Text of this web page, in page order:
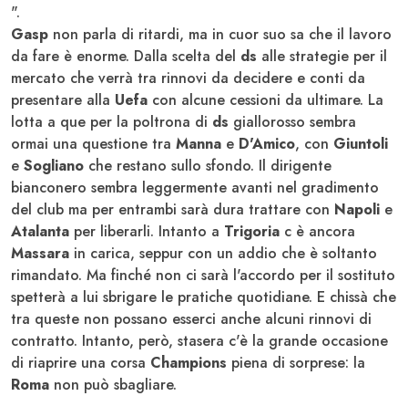
".
Gasp non parla di ritardi, ma in cuor suo sa che il lavoro
da fare è enorme. Dalla scelta del ds alle strategie per il
mercato che verrà tra rinnovi da decidere e conti da
presentare alla Uefa con alcune cessioni da ultimare. La
lotta a que per la poltrona di ds giallorosso sembra
ormai una questione tra Manna e D'Amico, con Giuntoli
e Sogliano che restano sullo sfondo. Il dirigente
bianconero sembra leggermente avanti nel gradimento
del club ma per entrambi sarà dura trattare con Napoli e
Atalanta per liberarli. Intanto a Trigoria c è ancora
Massara in carica, seppur con un addio che è soltanto
rimandato. Ma finché non ci sarà l'accordo per il sostituto
spetterà a lui sbrigare le pratiche quotidiane. E chissà che
tra queste non possano esserci anche alcuni rinnovi di
contratto. Intanto, però, stasera c'è la grande occasione
di riaprire una corsa Champions piena di sorprese: la
Roma non può sbagliare.